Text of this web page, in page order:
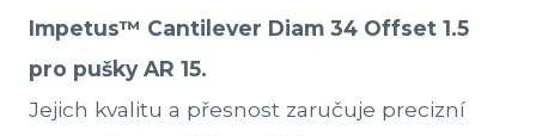
Impetus™ Cantilever Diam 34 Offset 1.5
pro pušky AR 15.
Jejich kvalitu a přesnost zaručuje precizní